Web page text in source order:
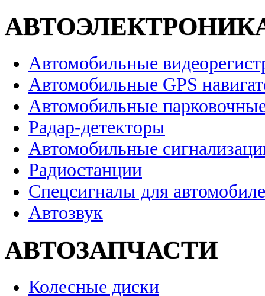
Автомобильные
Автомобильные GPS
Автомобильные
Радар-детекторы
Автомобильные
Радиостанции
Спецсигналы для
Автозвук
АВТОЗАПЧАСТИ
Колесные диски